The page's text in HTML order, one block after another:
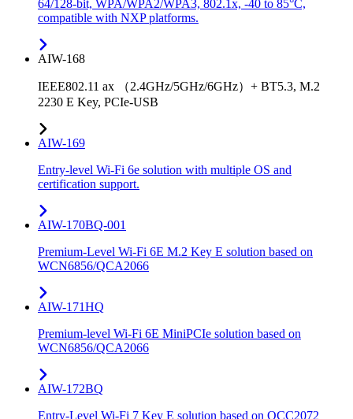
64/128-bit, WPA/WPA2/WPA3, 802.1x, -40 to 85°C,
compatible with NXP platforms.
AIW-168
IEEE802.11 ax （2.4GHz/5GHz/6GHz）+ BT5.3, M.2
2230 E Key, PCIe-USB
AIW-169
Entry-level Wi-Fi 6e solution with multiple OS and
certification support.
AIW-170BQ-001
Premium-Level Wi-Fi 6E M.2 Key E solution based on
WCN6856/QCA2066
AIW-171HQ
Premium-level Wi-Fi 6E MiniPCIe solution based on
WCN6856/QCA2066
AIW-172BQ
Entry-Level Wi-Fi 7 Key E solution based on QCC2072